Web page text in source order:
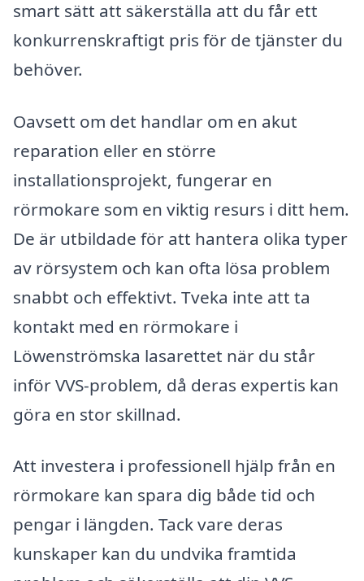
smart sätt att säkerställa att du får ett
konkurrenskraftigt pris för de tjänster du
behöver.
Oavsett om det handlar om en akut
reparation eller en större
installationsprojekt, fungerar en
rörmokare som en viktig resurs i ditt hem.
De är utbildade för att hantera olika typer
av rörsystem och kan ofta lösa problem
snabbt och effektivt. Tveka inte att ta
kontakt med en rörmokare i
Löwenströmska lasarettet när du står
inför VVS-problem, då deras expertis kan
göra en stor skillnad.
Att investera i professionell hjälp från en
rörmokare kan spara dig både tid och
pengar i längden. Tack vare deras
kunskaper kan du undvika framtida